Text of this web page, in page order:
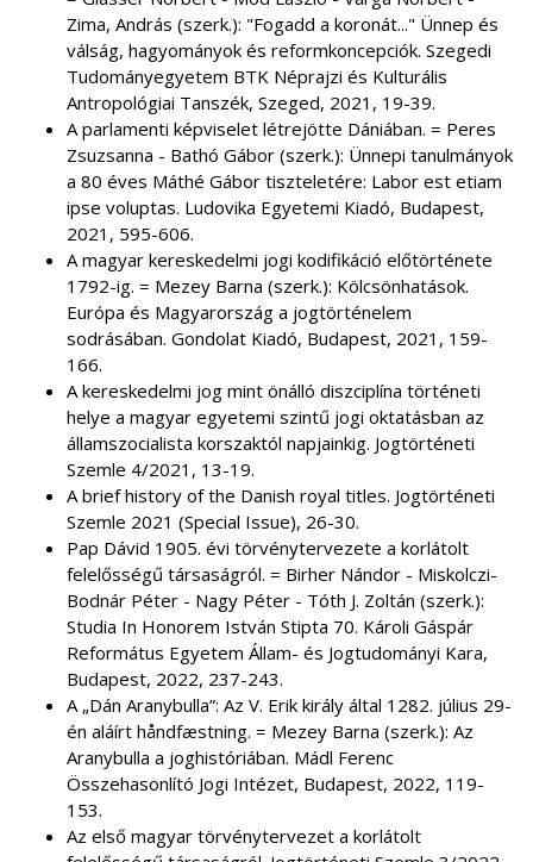
Zima, András (szerk.): "Fogadd a koronát..." Ünnep és
válság, hagyományok és reformkoncepciók. Szegedi
Tudományegyetem BTK Néprajzi és Kulturális
Antropológiai Tanszék, Szeged, 2021, 19-39.
A parlamenti képviselet létrejötte Dániában. = Peres
Zsuzsanna - Bathó Gábor (szerk.): Ünnepi tanulmányok
a 80 éves Máthé Gábor tiszteletére: Labor est etiam
ipse voluptas. Ludovika Egyetemi Kiadó, Budapest,
2021, 595-606.
A magyar kereskedelmi jogi kodifikáció előtörténete
1792-ig. = Mezey Barna (szerk.): Kölcsönhatások.
Európa és Magyarország a jogtörténelem
sodrásában. Gondolat Kiadó, Budapest, 2021, 159-
166.
A kereskedelmi jog mint önálló diszciplína történeti
helye a magyar egyetemi szintű jogi oktatásban az
államszocialista korszaktól napjainkig. Jogtörténeti
Szemle 4/2021, 13-19.
A brief history of the Danish royal titles. Jogtörténeti
Szemle 2021 (Special Issue), 26-30.
Pap Dávid 1905. évi törvénytervezete a korlátolt
felelősségű társaságról. = Birher Nándor - Miskolczi-
Bodnár Péter - Nagy Péter - Tóth J. Zoltán (szerk.):
Studia In Honorem István Stipta 70. Károli Gáspár
Református Egyetem Állam- és Jogtudományi Kara,
Budapest, 2022, 237-243.
A „Dán Aranybulla”: Az V. Erik király által 1282. július 29-
én aláírt håndfæstning. = Mezey Barna (szerk.): Az
Aranybulla a joghistóriában. Mádl Ferenc
Összehasonlító Jogi Intézet, Budapest, 2022, 119-
153.
Az első magyar törvénytervezet a korlátolt